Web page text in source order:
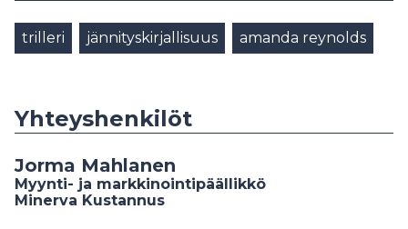
trilleri jännityskirjallisuus amanda reynolds
Yhteyshenkilöt
Jorma Mahlanen
Myynti- ja markkinointipäällikkö
Minerva Kustannus